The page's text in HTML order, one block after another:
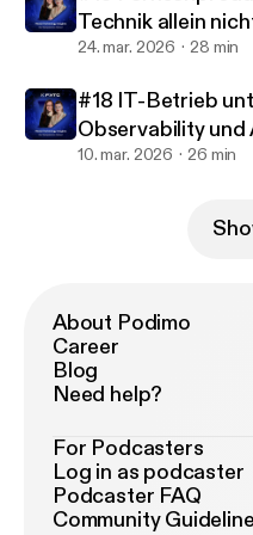
weiterentwickeln kann
gestützte Prozesse,
verstehen wollen, wie
rechtlichen Rundfunk
Technik allein
Janusch
24. mar. 2026 28 min
#18 IT-Betrieb
Observability und
10. mar. 2026 26 min
About Podimo
Career
Blog
Need help?
For Podcasters
Log in as podcaster
Podcaster FAQ
Community